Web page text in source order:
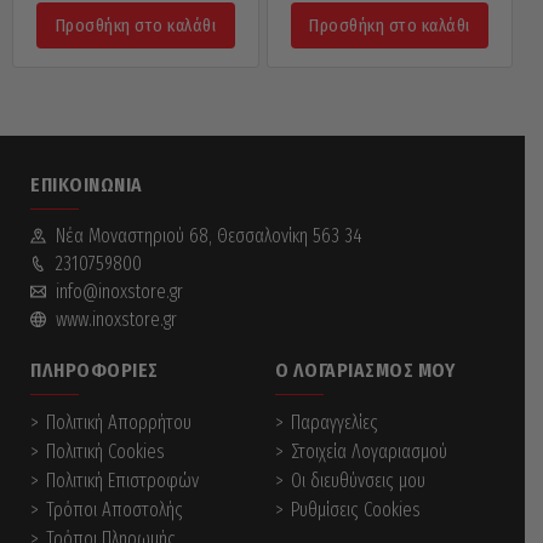
Προσθήκη στο καλάθι Προσθήκη στο καλάθι
ΕΠΙΚΟΙΝΩΝΊΑ
Νέα Mοναστηριού 68, Θεσσαλονίκη 563 34
2310759800
info@inoxstore.gr
www.inoxstore.gr
ΠΛΗΡΟΦΟΡΊΕΣ
Πολιτική Απορρήτου
Πολιτική Cookies
Πολιτική Επιστροφών
Τρόποι Αποστολής
Ο ΛΟΓΑΡΙΑΣΜΌΣ ΜΟΥ
Παραγγελίες
Στοιχεία Λογαριασμού
Οι διευθύνσεις μου
Ρυθμίσεις Cookies